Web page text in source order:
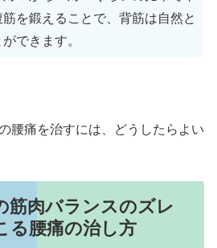
を鍛えることで、背筋は自然と
できます。
腰痛を治すには、どうしたらよい
筋肉バランスのズレ
る腰痛の治し方